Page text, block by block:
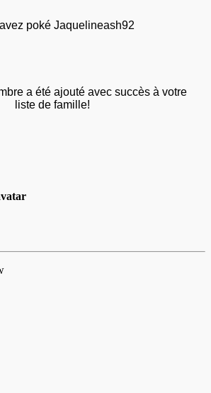
poké Jaquelineash92
a été ajouté avec succès à votre
liste de famille!